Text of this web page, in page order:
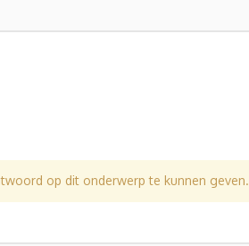
op dit onderwerp te kunnen geven.